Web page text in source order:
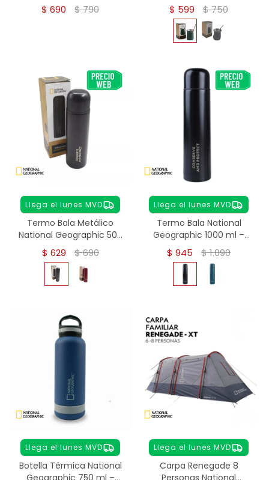
Acero Inoxidable
$ 690 $790 Térmico Matera - verde
$ 599 $750
Llega el lunes MVD
Termo Bala Metálico
National Geographic 500
ml - NEGRO
$ 629 $690
Llega el lunes MVD
Termo Bala National
Geographic 1000 ml –
Acero Inoxidable - NEGRO
$ 945 $1.090
Llega el lunes MVD
Botella Térmica National
Llega el lunes MVD
Carpa Renegade 8